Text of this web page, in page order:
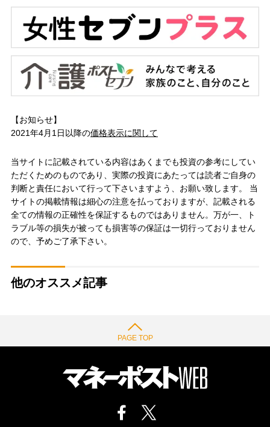
【お知らせ】
2021年4月1日以降の価格表示に関して
当サイトに記載されている内容はあくまでも投資の参考にしてい
ただくためのものであり、実際の投資にあたっては読者ご自身の
判断と責任において行って下さいますよう、お願い致します。 当
サイトの掲載情報は細心の注意を払っておりますが、記載される
全ての情報の正確性を保証するものではありません。万が一、ト
ラブル等の損失が被っても損害等の保証は一切行っておりません
ので、予めご了承下さい。
他のオススメ記事
PAGE TOP